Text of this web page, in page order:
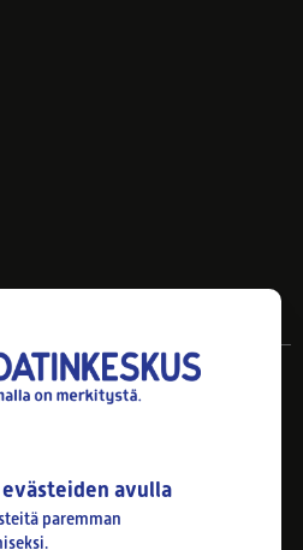
27.7.-21.8. klo 8-16
avulla
paremman